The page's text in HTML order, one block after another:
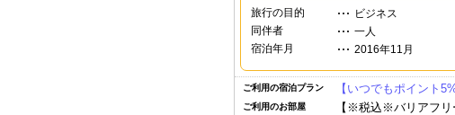
旅行の目的
ビジネス
同伴者
一人
宿泊年月
2016年11月
ご利用の宿泊プラン 【いつでもポイント
ご利用のお部屋 【※税込※バリアフ